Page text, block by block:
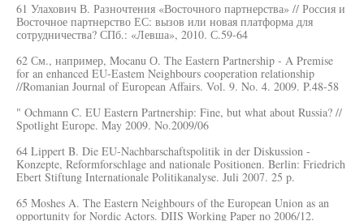
61 Улахович В. Разночтения «Восточного партнерства» // Россия и
Восточное партнерство ЕС: вызов или новая платформа для
сотрудничества? СПб.: «Левша», 2010. С.59-64
62 См., например, Mocanu О. The Eastern Partnership - A Premise
for an enhanced EU-Eastem Neighbours cooperation relationship
//Romanian Journal of European Affairs. Vol. 9. No. 4. 2009. P.48-58
" Ochmann C. EU Eastern Partnership: Fine, but what about Russia? //
Spotlight Europe. May 2009. No.2009/06
64 Lippert B. Die EU-Nachbarschaftspolitik in der Diskussion -
Konzepte, Reformforschlage and nationale Positionen. Berlin: Friedrich
Ebert Stiftung Internationale Politikanalyse. Juli 2007. 25 p.
65 Moshes A. The Eastern Neighbours of the European Union as an
opportunity for Nordic Actors. DIIS Working Paper no 2006/12.